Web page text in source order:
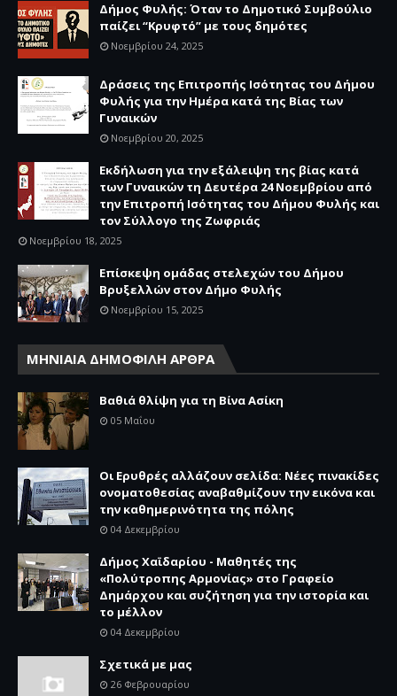
Δήμος Φυλής: Όταν το Δημοτικό Συμβούλιο
παίζει “Κρυφτό” με τους δημότες
Νοεμβρίου 24, 2025
Δράσεις της Επιτροπής Ισότητας του Δήμου
Φυλής για την Ημέρα κατά της Βίας των
Γυναικών
Νοεμβρίου 20, 2025
Εκδήλωση για την εξάλειψη της βίας κατά
των Γυναικών τη Δευτέρα 24 Νοεμβρίου από
την Επιτροπή Ισότητας του Δήμου Φυλής και
τον Σύλλογο της Ζωφριάς
Νοεμβρίου 18, 2025
Επίσκεψη ομάδας στελεχών του Δήμου
Βρυξελλών στον Δήμο Φυλής
Νοεμβρίου 15, 2025
ΜΗΝΙΑΙΑ ΔΗΜΟΦΙΛΗ ΑΡΘΡΑ
Βαθιά θλίψη για τη Βίνα Ασίκη
05 Μαΐου
Οι Ερυθρές αλλάζουν σελίδα: Νέες πινακίδες
ονοματοθεσίας αναβαθμίζουν την εικόνα και
την καθημερινότητα της πόλης
04 Δεκεμβρίου
Δήμος Χαϊδαρίου - Μαθητές της
«Πολύτροπης Αρμονίας» στο Γραφείο
Δημάρχου και συζήτηση για την ιστορία και
το μέλλον
04 Δεκεμβρίου
Σχετικά με μας
26 Φεβρουαρίου